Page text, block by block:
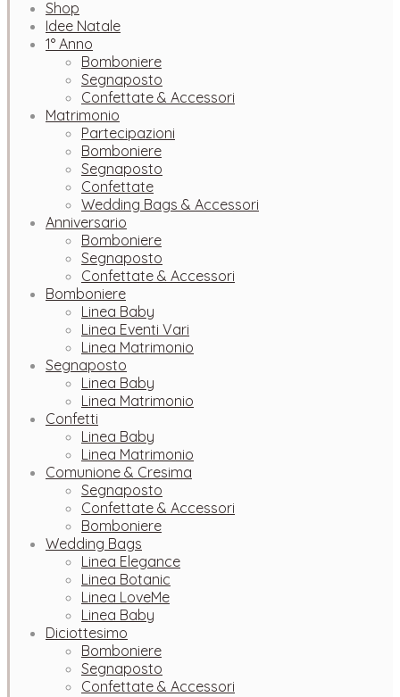
Shop
Idee Natale
1° Anno
Bomboniere
Segnaposto
Confettate & Accessori
Matrimonio
Partecipazioni
Bomboniere
Segnaposto
Confettate
Wedding Bags & Accessori
Anniversario
Bomboniere
Segnaposto
Confettate & Accessori
Bomboniere
Linea Baby
Linea Eventi Vari
Linea Matrimonio
Segnaposto
Linea Baby
Linea Matrimonio
Confetti
Linea Baby
Linea Matrimonio
Comunione & Cresima
Segnaposto
Confettate & Accessori
Bomboniere
Wedding Bags
Linea Elegance
Linea Botanic
Linea LoveMe
Linea Baby
Diciottesimo
Bomboniere
Segnaposto
Confettate & Accessori